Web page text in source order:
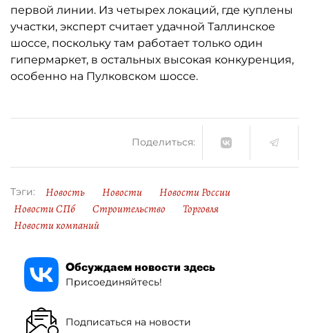
первой линии. Из четырех локаций, где куплены
участки, эксперт считает удачной Таллинское
шоссе, поскольку там работает только один
гипермаркет, в остальных высокая конкуренция,
особенно на Пулковском шоссе.
Поделиться:
Тэги: Новость Новости
Новости России
Новости СПб
Строительство
Торговля
Новости компаний
Обсуждаем новости здесь
Присоединяйтесь!
Подписаться на новости